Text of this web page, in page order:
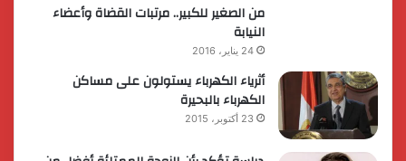
من الصغير للكبير.. مرتبات القضاة وأعضاء
النيابة
24 يناير، 2016
أثرياء الكهرباء يستولون على مساكن
الكهرباء بالبحيرة
23 أكتوبر، 2015